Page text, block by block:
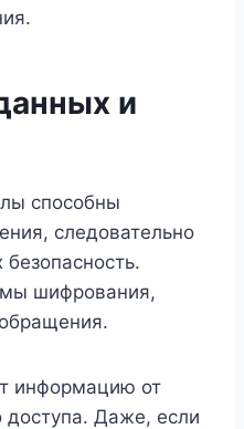
и
способны
следовательно
шифрования,
информацию от
доступа. Даже, если